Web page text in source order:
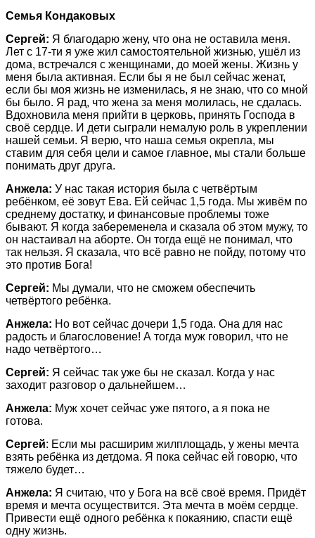
Семья Кондаковых
Сергей: Я благодарю жену, что она не оставила меня.
Лет с 17-ти я уже жил самостоятельной жизнью, ушёл из
дома, встречался с женщинами, до моей жены. Жизнь у
меня была активная. Если бы я не был сейчас женат,
если бы моя жизнь не изменилась, я не знаю, что со мной
бы было. Я рад, что жена за меня молилась, не сдалась.
Вдохновила меня прийти в церковь, принять Господа в
своё сердце. И дети сыграли немалую роль в укреплении
нашей семьи. Я верю, что наша семья окрепла, мы
ставим для себя цели и самое главное, мы стали больше
понимать друг друга.
Анжела: У нас такая история была с четвёртым
ребёнком, её зовут Ева. Ей сейчас 1,5 года. Мы живём по
среднему достатку, и финансовые проблемы тоже
бывают. Я когда забеременела и сказала об этом мужу, то
он настаивал на аборте. Он тогда ещё не понимал, что
так нельзя. Я сказала, что всё равно не пойду, потому что
это против Бога!
Сергей: Мы думали, что не сможем обеспечить
четвёртого ребёнка.
Анжела: Но вот сейчас дочери 1,5 года. Она для нас
радость и благословение! А тогда муж говорил, что не
надо четвёртого…
Сергей: Я сейчас так уже бы не сказал. Когда у нас
заходит разговор о дальнейшем…
Анжела: Муж хочет сейчас уже пятого, а я пока не
готова.
Сергей: Если мы расширим жилплощадь, у жены мечта
взять ребёнка из детдома. Я пока сейчас ей говорю, что
тяжело будет…
Анжела: Я считаю, что у Бога на всё своё время. Придёт
время и мечта осуществится. Эта мечта в моём сердце.
Привести ещё одного ребёнка к покаянию, спасти ещё
одну жизнь.